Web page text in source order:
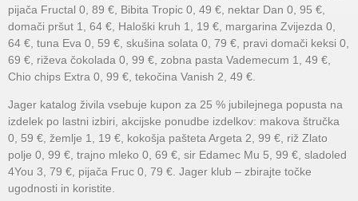
pijača Fructal 0, 89 €, Bibita Tropic 0, 49 €, nektar Dan 0, 95 €,
domači pršut 1, 64 €, Haloški kruh 1, 19 €, margarina Zvijezda 0,
64 €, tuna Eva 0, 59 €, skušina solata 0, 79 €, pravi domači keksi 0,
69 €, riževa čokolada 0, 99 €, zobna pasta Vademecum 1, 49 €,
Chio chips Extra 0, 99 €, tekočina Vanish 2, 49 €.
Jager katalog živila vsebuje kupon za 25 % jubilejnega popusta na
izdelek po lastni izbiri, akcijske ponudbe izdelkov: makova štručka
0, 59 €, žemlje 1, 19 €, kokošja pašteta Argeta 2, 99 €, riž Zlato
polje 0, 99 €, trajno mleko 0, 69 €, sir Edamec Mu 5, 99 €, sladoled
4You 3, 79 €, pijača Fruc 0, 79 €. Jager klub – zbirajte točke
ugodnosti in koristite.